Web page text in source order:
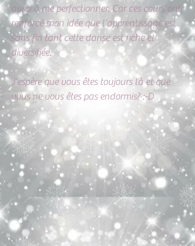
aussi à me perfectionner. Car ces cours ont
renforcé mon idée que l’apprentissage est
sans fin tant cette danse est riche et
diversifiée.
J’espère que vous êtes toujours là et que
vous ne vous êtes pas endormis? :-D